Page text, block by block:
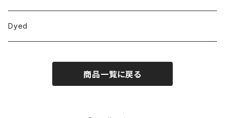
Dyed
商品一覧に戻る